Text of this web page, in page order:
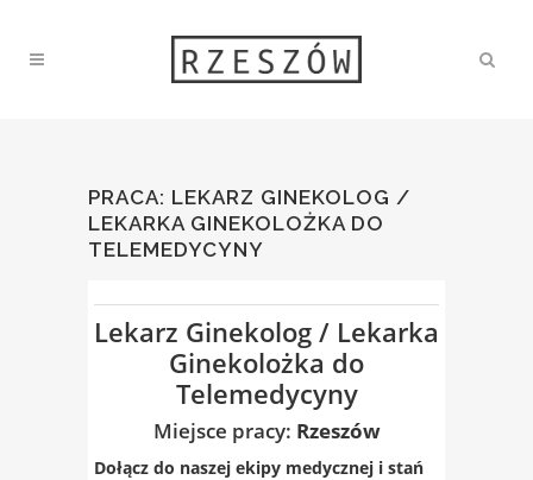
PRACA: LEKARZ GINEKOLOG /
LEKARKA GINEKOLOŻKA DO
TELEMEDYCYNY
Lekarz Ginekolog / Lekarka
Ginekolożka do
Telemedycyny
Miejsce pracy: Rzeszów
Dołącz do naszej ekipy medycznej i stań